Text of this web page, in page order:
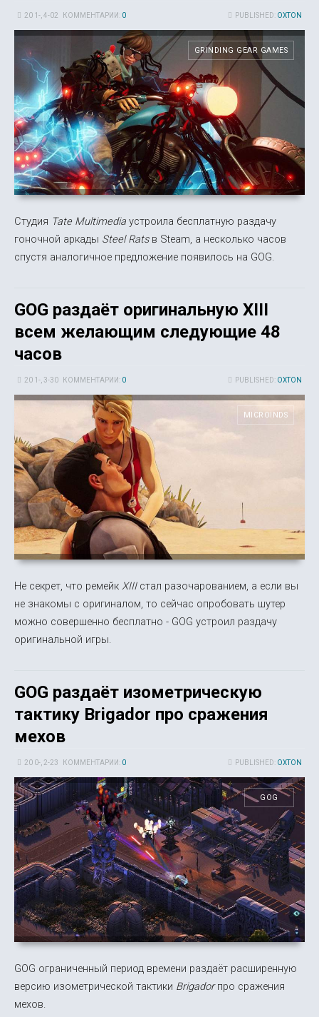
PUBLISHED: OXTON
20 1-, 4-02 КОММЕНТАРИИ: 0
GRINDING GEAR GAMES
Студия Tate Multimedia устроила бесплатную раздачу
гоночной аркады Steel Ratsв Steam, а несколько часов
спустя аналогичное предложение появилось на GOG.
GOG раздаёт оригинальную XIII
всем желающим следующие 48
часов
PUBLISHED: OXTON
20 1-, 3-30 КОММЕНТАРИИ: 0
MICROINDS
Не секрет, что ремейк XIIIстал разочарованием, а если вы
не знакомы с оригиналом, то сейчас опробовать шутер
можно совершенно бесплатно - GOG устроил раздачу
оригинальной игры.
GOG раздаёт изометрическую
тактику Brigador про сражения
мехов
PUBLISHED: OXTON
20 0-, 2-23 КОММЕНТАРИИ: 0
GOG
GOG ограниченный период времени раздаёт расширенную
версию изометрической тактики Brigadorпро сражения
мехов.